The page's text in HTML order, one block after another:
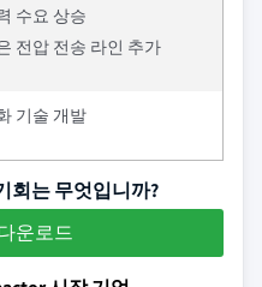
수요 상승
전압 전송 라인 추가
기술 개발
회는 무엇입니까?
운로드